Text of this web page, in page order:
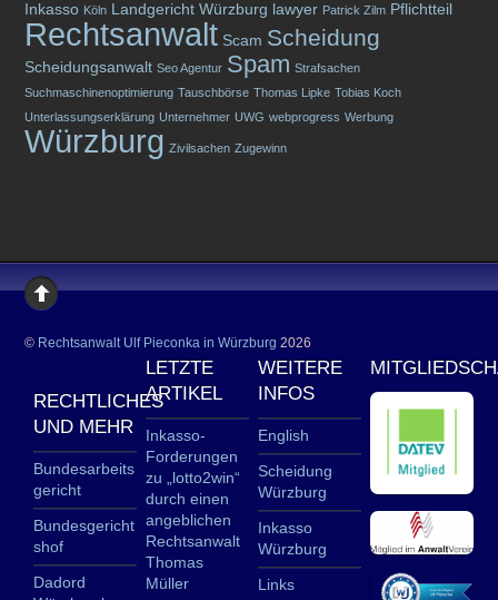
Inkasso Köln Landgericht Würzburg lawyer Patrick Zilm Pflichtteil
Rechtsanwalt Scam Scheidung
Scheidungsanwalt Seo Agentur Spam Strafsachen
Suchmaschinenoptimierung Tauschbörse Thomas Lipke Tobias Koch
Unterlassungserklärung Unternehmer UWG webprogress Werbung
Würzburg Zivilsachen Zugewinn
© Rechtsanwalt Ulf Pieconka in Würzburg 2026
RECHTLICHES
UND MEHR
Bundesarbeits
gericht
Bundesgericht
shof
Dadord
LETZTE
ARTIKEL
Inkasso-
Forderungen
zu „lotto2win“
durch einen
angeblichen
Rechtsanwalt
Thomas
Müller
WEITERE
INFOS
English
Scheidung
Würzburg
Inkasso
Würzburg
Links